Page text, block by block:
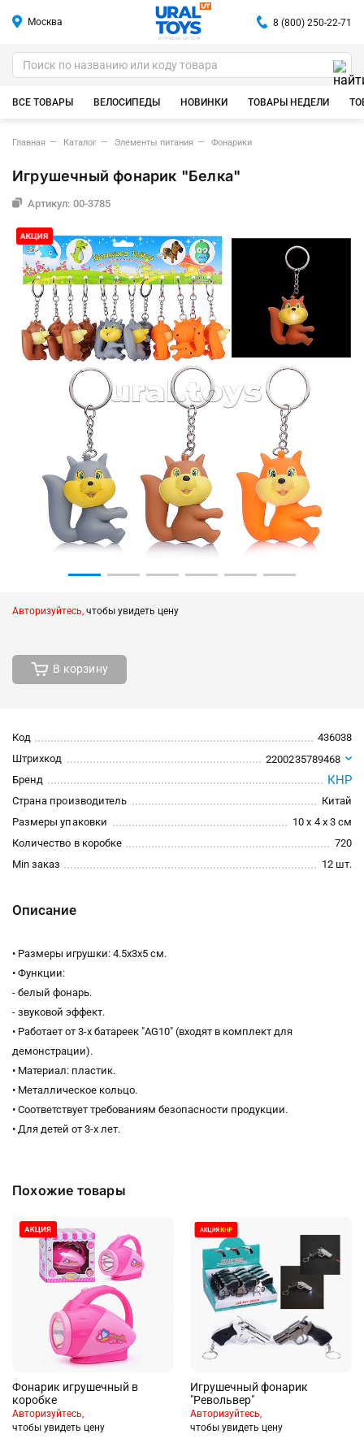
Москва
ИГРУШКИ ОПТОМ
8 (800) 250-22-71
ВСЕ ТОВАРЫ ВЕЛОСИПЕДЫ НОВИНКИ ТОВАРЫ НЕДЕЛИ
Главная Каталог Элементы питания Фонарики
Игрушечный фонарик "Белка"
Артикул: 00-3785
Авторизуйтесь, чтобы увидеть цену
В корзину
Код
436038
Штрихкод
2200235789468
Бренд
КНР
Страна производитель
Китай
Размеры упаковки
10 x 4 x 3 см
Количество в коробке
720
Min заказ
12 шт.
Описание
• Размеры игрушки: 4.5х3х5 см.
• Функции:
- белый фонарь.
- звуковой эффект.
• Работает от 3-х батареек "AG10" (входят в комплект для
демонстрации).
• Материал: пластик.
• Металлическое кольцо.
• Соответствует требованиям безопасности продукции.
• Для детей от 3-х лет.
Похожие товары
Фонарик игрушечный в
коробке
Авторизуйтесь,
чтобы увидеть цену
Игрушечный фонарик
"Револьвер"
Авторизуйтесь,
чтобы увидеть цену